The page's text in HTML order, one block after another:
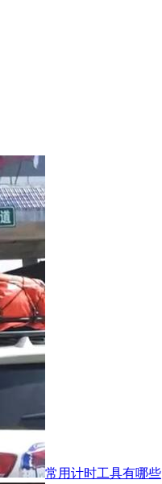
常用计时工具有哪些